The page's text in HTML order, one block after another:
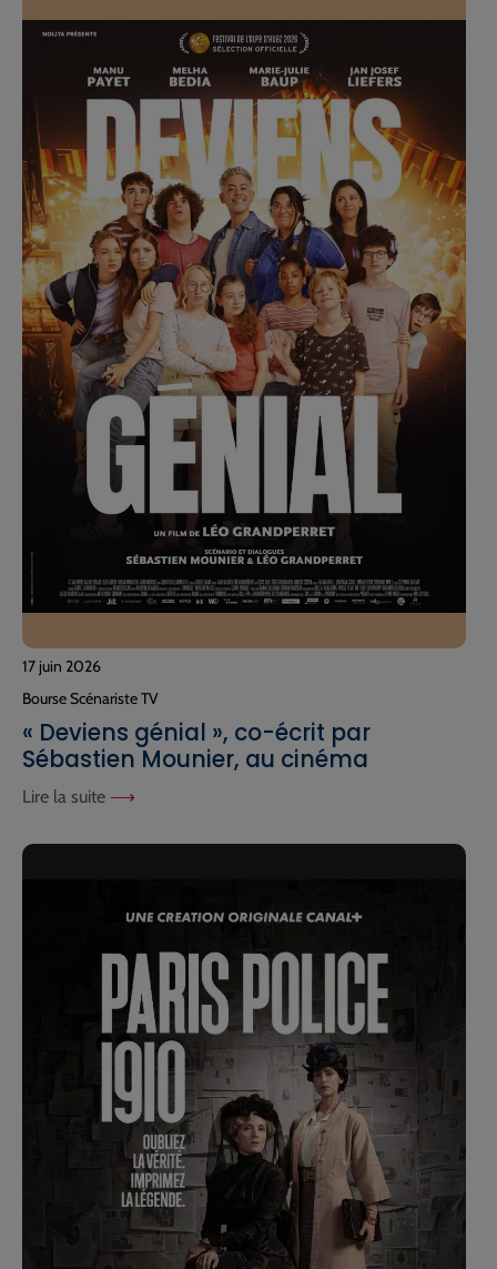
17 juin 2026
Bourse Scénariste TV
« Deviens génial », co-écrit par
Sébastien Mounier, au cinéma
Lire la suite